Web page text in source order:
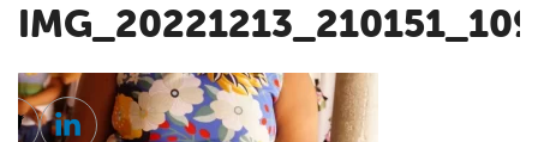
IMG_20221213_210151_109